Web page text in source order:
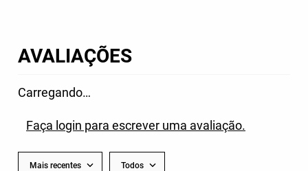
AVALIAÇÕES
Carregando…
Faça login para escrever uma avaliação.
Mais recentes Todos